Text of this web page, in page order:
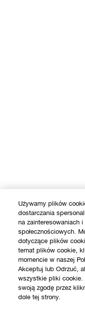
Używamy plików
dostarczania
na zainteresowaniach
społecznościowych.
dotyczące plików
temat plików cookie,
momencie w naszej
Akceptuj lub Odrzuć,
wszystkie pliki cookie.
swoją zgodę przez
dole tej strony.